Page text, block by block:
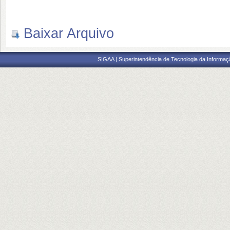
Baixar Arquivo
SIGAA | Superintendência de Tecnologia da